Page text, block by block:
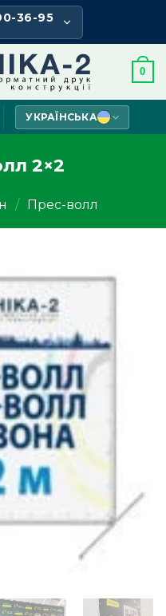
36-95
0
УКРАЇНСЬКА
2×2
/ Прес-волл